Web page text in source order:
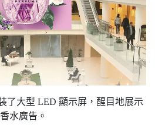
了大型 LED 顯示屏，醒目地展示
香水廣告。